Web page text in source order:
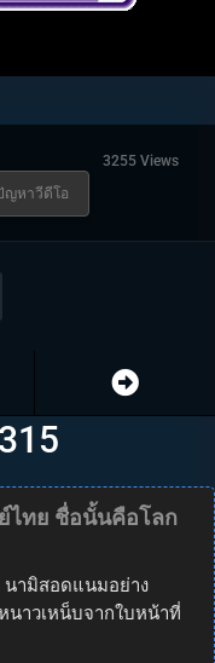
3255 Views
ญหาวีดีโอ
ไทย ชื่อนั้นคือโลก
นามิสอดแนมอย่าง
นาวเหน็บจากใบหน้าที่